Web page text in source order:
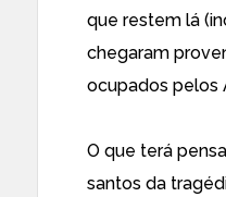
que restem lá
chegaram
ocupados pelos
O que terá
santos da